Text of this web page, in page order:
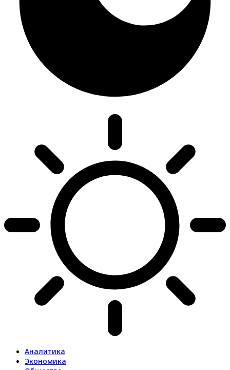
Аналитика
Экономика